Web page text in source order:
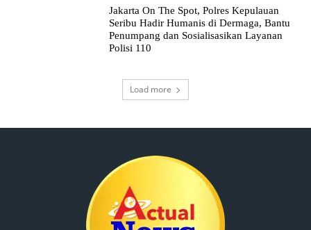
Jakarta On The Spot, Polres Kepulauan
Seribu Hadir Humanis di Dermaga, Bantu
Penumpang dan Sosialisasikan Layanan
Polisi 110
Load more